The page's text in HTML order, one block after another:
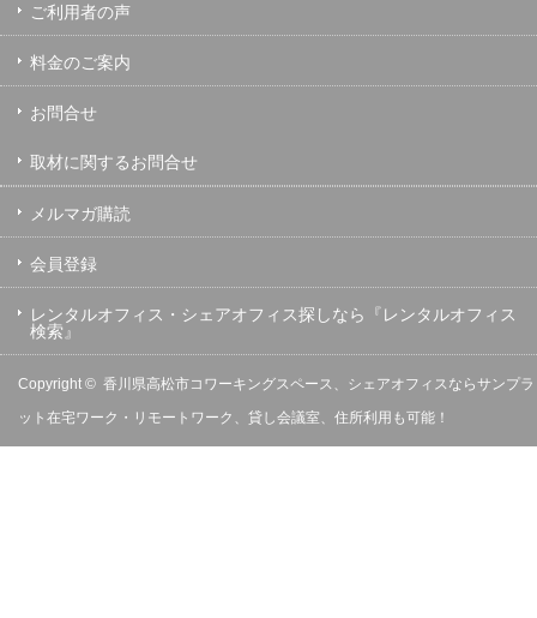
ご利用者の声
料金のご案内
お問合せ
取材に関するお問合せ
メルマガ購読
会員登録
レンタルオフィス・シェアオフィス探しなら『レンタルオフィス
検索』
Copyright © 香川県高松市コワーキングスペース、シェアオフィスならサンプラ
ット在宅ワーク・リモートワーク、貸し会議室、住所利用も可能！